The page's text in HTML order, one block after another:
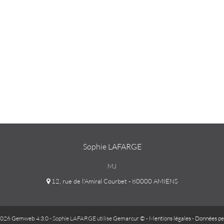
Sophie LAFARGE
MJ
12, rue de l'Amiral Courbet - 80000 AMIENS
Gemweb 4.3.0- Sophie LAFARGE utiliseGemarcur © - Mentions légales- Données